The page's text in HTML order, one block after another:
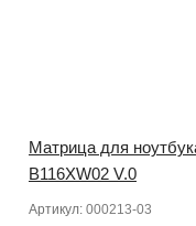
Матрица для
B116XW02 V.0
Артикул: 000213-03